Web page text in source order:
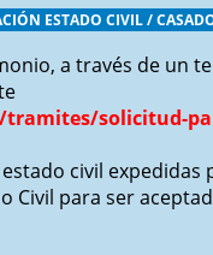
ESTADO CIVIL /
a través de un
solicitud-
civil expedidas
Civil para ser